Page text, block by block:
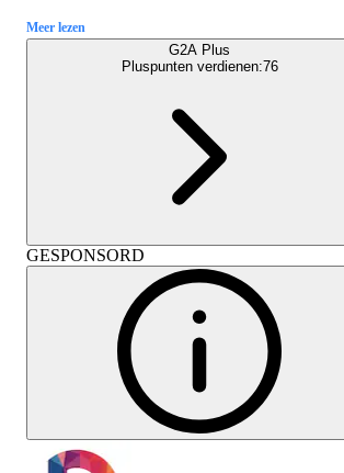
Meer lezen
G2A Plus
Pluspunten verdienen:76
GESPONSORD